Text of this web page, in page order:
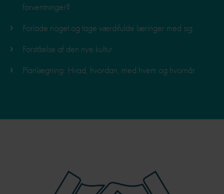
forventninger?
Forlade noget og tage værdifulde læringer med sig
Forståelse af den nye kultur
Planlægning: Hvad, hvordan, med hvem og hvornår